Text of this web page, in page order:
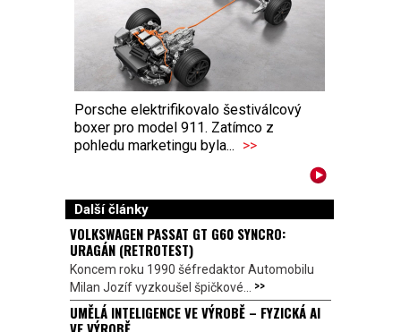
Porsche elektrifikovalo šestiválcový
boxer pro model 911. Zatímco z
pohledu marketingu byla... >>
Další články
VOLKSWAGEN PASSAT GT G60 SYNCRO:
URAGÁN (RETROTEST)
Koncem roku 1990 šéfredaktor Automobilu
Milan Jozíf vyzkoušel špičkové... >>
UMĚLÁ INTELIGENCE VE VÝROBĚ – FYZICKÁ AI